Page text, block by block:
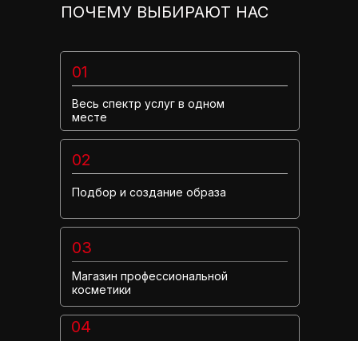
Весь спектр услуг в одном
месте
01
02
Подбор и создание образа
03
Магазин профессиональной
косметики
04
ПОЧЕМУ ВЫБИРАЮТ НАС